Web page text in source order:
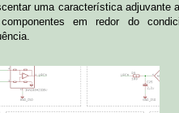
uma característica adjuvante
em redor do